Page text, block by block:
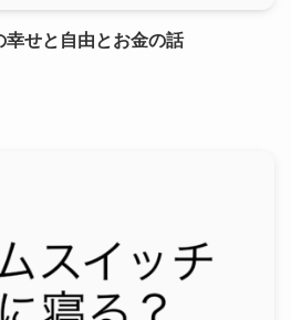
幸せと自由とお金の話